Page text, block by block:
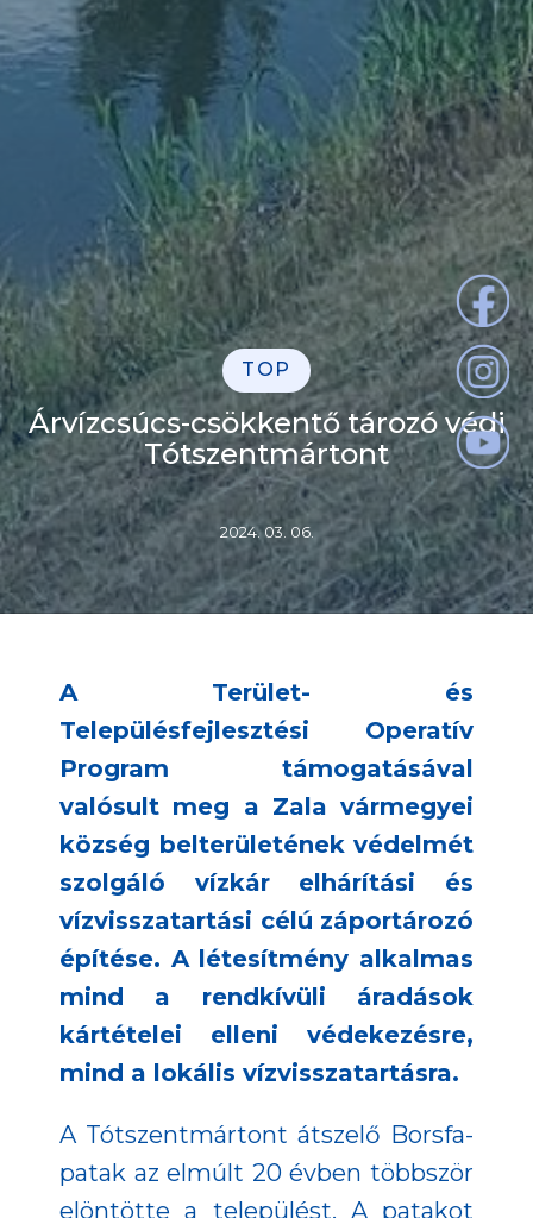
TOP
Árvízcsúcs-csökkentő tározó védi
Tótszentmártont
2024. 03. 06.
A Terület- és
Településfejlesztési Operatív
Program támogatásával
valósult meg a Zala vármegyei
község belterületének védelmét
szolgáló vízkár elhárítási és
vízvisszatartási célú záportározó
építése. A létesítmény alkalmas
mind a rendkívüli áradások
kártételei elleni védekezésre,
mind a lokális vízvisszatartásra.
A Tótszentmártont átszelő Borsfa-
patak az elmúlt 20 évben többször
elöntötte a települést. A patakot